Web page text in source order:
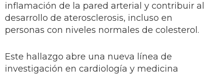
inflamación de la pared arterial y contribuir al
desarrollo de aterosclerosis, incluso en
personas con niveles normales de colesterol.
Este hallazgo abre una nueva línea de
investigación en cardiología y medicina